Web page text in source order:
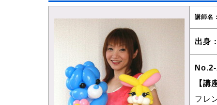
講師名
出身
【講
フレ